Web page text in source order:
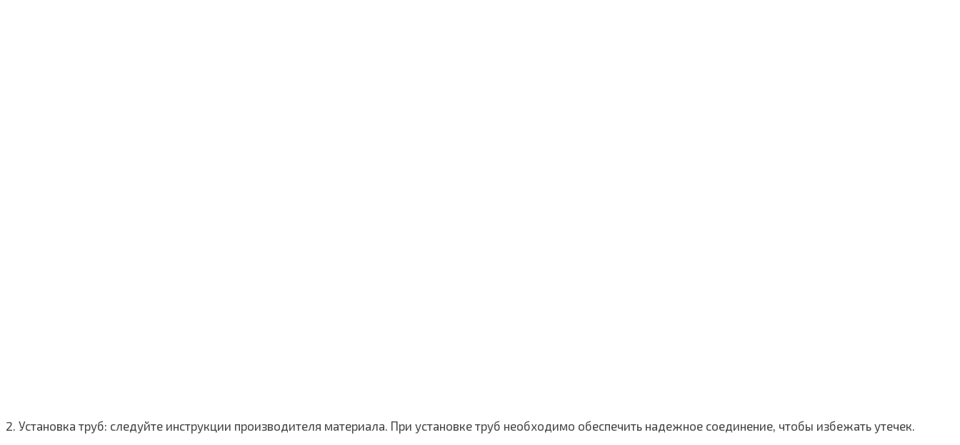
2. Установка труб: следуйте инструкции производителя материала. При установке труб необходимо обеспечить надежное соединение, чтобы избежать утечек.